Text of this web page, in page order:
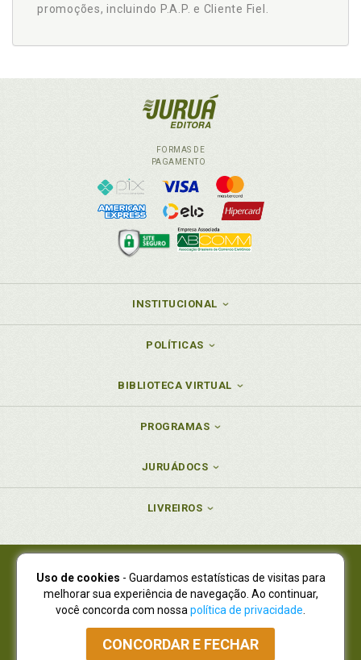
promoções, incluindo P.A.P. e Cliente Fiel.
FORMAS DE
PAGAMENTO
INSTITUCIONAL
POLÍTICAS
BIBLIOTECA VIRTUAL
PROGRAMAS
JURUÁDOCS
LIVREIROS
Juruá Editora Ltda., CNPJ 77.535.508/0001-19
Juruá Informática Ltda., CNPJ 01.701.561/0001-80
NOVO ENDEREÇO:R. Flávio Dallegrave, 7665, São Lourenço |
Curitiba - Paraná - CEP 82210-310
Atendimento: (41) 4009-3900|Vendas Atacado: (41) 4009-3939
Uso de cookies - Guardamos estatísticas de visitas para
melhorar sua experiência de navegação. Ao continuar,
você concorda com nossa política de privacidade
CONCORDAR E FECHAR